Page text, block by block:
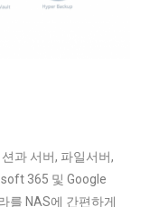
과 서버, 파일서버,
365 및 Google
를 NAS에 간편하게